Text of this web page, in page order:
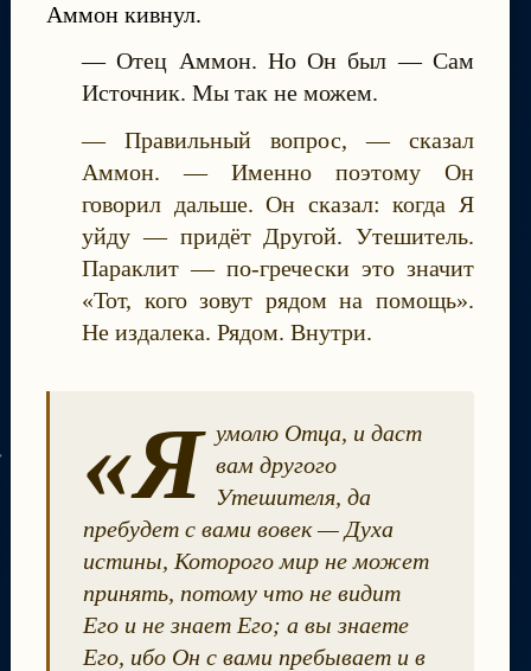
Аммон кивнул.
— Отец Аммон. Но Он был — Сам
Источник. Мы так не можем.
— Правильный вопрос, — сказал
Аммон. — Именно поэтому Он
говорил дальше. Он сказал: когда Я
уйду — придёт Другой. Утешитель.
Параклит — по-гречески это значит
«Тот, кого зовут рядом на помощь».
Не издалека. Рядом. Внутри.
«Я умолю Отца, и даст
вам другого
Утешителя, да
пребудет с вами вовек — Духа
истины, Которого мир не может
принять, потому что не видит
Его и не знает Его; а вы знаете
Его, ибо Он с вами пребывает и в